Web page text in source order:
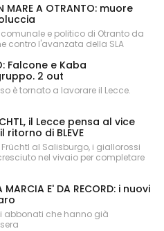
MARE A OTRANTO: muore
e politico di Otranto da
contro l'avanzata della SLA
Falcone e Kaba
2 out
è tornato a lavorare il Lecce.
il Lecce pensa al vice
ritorno di BLEVE
al Salisburgo, i giallorossi
nel vivaio per completare
MARCIA E' DA RECORD: i nuovi
abbonati che hanno già